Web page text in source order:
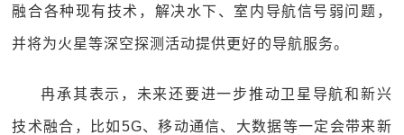
融合各种现有技术，解决水下、室内导航信号弱问题，
并将为火星等深空探测活动提供更好的导航服务。
冉承其表示，未来还要进一步推动卫星导航和新兴
技术融合，比如5G、移动通信、大数据等一定会带来新